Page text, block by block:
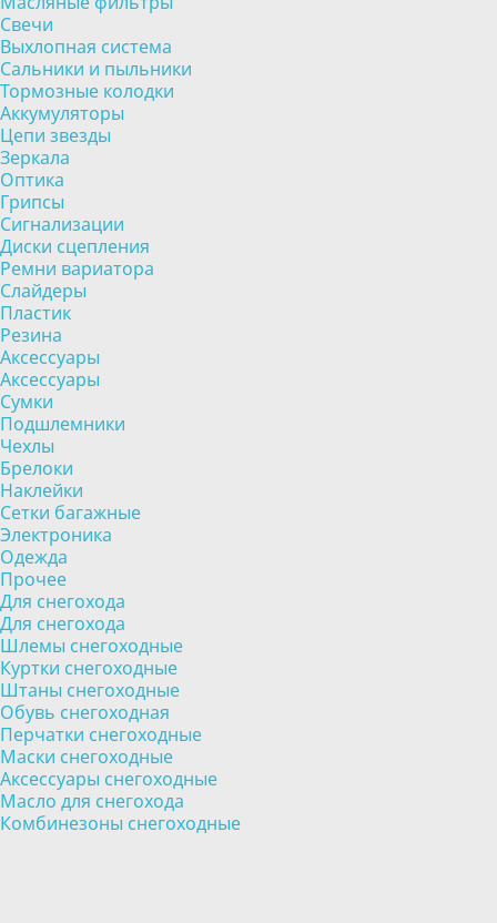
Свечи
Выхлопная система
Сальники и пыльники
Тормозные колодки
Аккумуляторы
Цепи звезды
Зеркала
Оптика
Грипсы
Сигнализации
Диски сцепления
Ремни вариатора
Слайдеры
Пластик
Резина
Аксессуары
Аксессуары
Сумки
Подшлемники
Чехлы
Брелоки
Наклейки
Сетки багажные
Электроника
Одежда
Прочее
Для снегохода
Для снегохода
Шлемы снегоходные
Куртки снегоходные
Штаны снегоходные
Обувь снегоходная
Перчатки снегоходные
Маски снегоходные
Аксессуары снегоходные
Масло для снегохода
Комбинезоны снегоходные